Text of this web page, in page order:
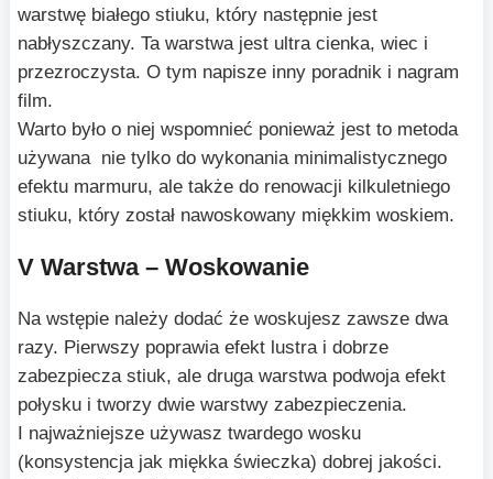
warstwę białego stiuku, który następnie jest
nabłyszczany. Ta warstwa jest ultra cienka, wiec i
przezroczysta. O tym napisze inny poradnik i nagram
film.
Warto było o niej wspomnieć ponieważ jest to metoda
używana nie tylko do wykonania minimalistycznego
efektu marmuru, ale także do renowacji kilkuletniego
stiuku, który został nawoskowany miękkim woskiem.
V Warstwa – Woskowanie
Na wstępie należy dodać że woskujesz zawsze dwa
razy. Pierwszy poprawia efekt lustra i dobrze
zabezpiecza stiuk, ale druga warstwa podwoja efekt
połysku i tworzy dwie warstwy zabezpieczenia.
I najważniejsze używasz twardego wosku
(konsystencja jak miękka świeczka) dobrej jakości.